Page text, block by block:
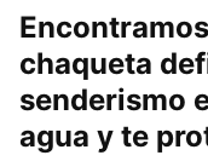
chaqueta
senderismo
agua y te